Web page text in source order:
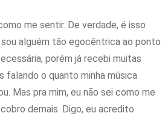
me sentir. De verdade, é isso
sou alguém tão egocêntrica ao ponto
porém já recebi muitas
falando o quanto minha música
Mas pra mim, eu não sei como me
demais. Digo, eu acredito